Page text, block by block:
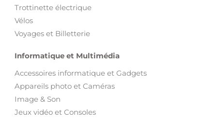
Trottinette électrique
Vélos
Voyages et Billetterie
Informatique et Multimédia
Accessoires informatique et Gadgets
Appareils photo et Caméras
Image & Son
Jeux vidéo et Consoles